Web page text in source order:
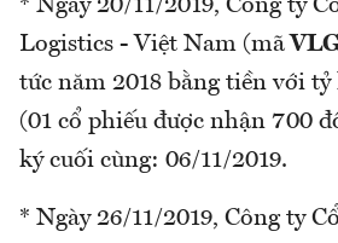
* Ngày 20/11/2019, Công ty
Logistics - Việt Nam (mã
tức năm 2018 bằng tiền với
(01 cổ phiếu được nhận 700
ký cuối cùng: 06/11/2019.
* Ngày 26/11/2019, Công ty